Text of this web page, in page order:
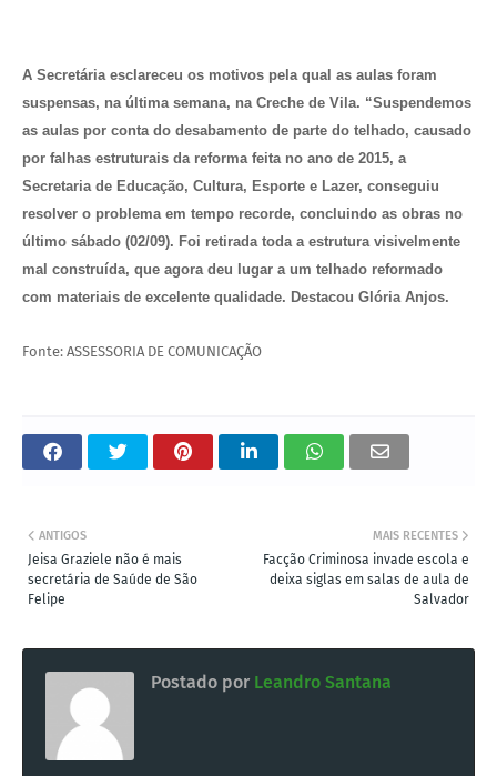
A Secretária esclareceu os motivos pela qual as aulas foram
suspensas, na última semana, na Creche de Vila. “Suspendemos
as aulas por conta do desabamento de parte do telhado, causado
por falhas estruturais da reforma feita no ano de 2015, a
Secretaria de Educação, Cultura, Esporte e Lazer, conseguiu
resolver o problema em tempo recorde, concluindo as obras no
último sábado (02/09). Foi retirada toda a estrutura visivelmente
mal construída, que agora deu lugar a um telhado reformado
com materiais de excelente qualidade. Destacou Glória Anjos.
Fonte: ASSESSORIA DE COMUNICAÇÃO
MAIS RECENTES
Facção Criminosa invade escola e
deixa siglas em salas de aula de
Salvador
ANTIGOS
Jeisa Graziele não é mais
secretária de Saúde de São
Felipe
Postado por Leandro Santana